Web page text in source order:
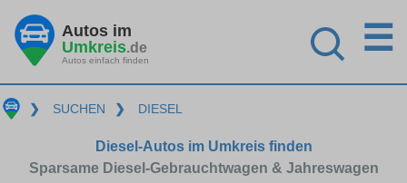
Autos im
Umkreis.de
Autos einfach finden
☰
❯ SUCHEN ❯ DIESEL
Diesel-Autos im Umkreis finden
Sparsame Diesel-Gebrauchtwagen & Jahreswagen